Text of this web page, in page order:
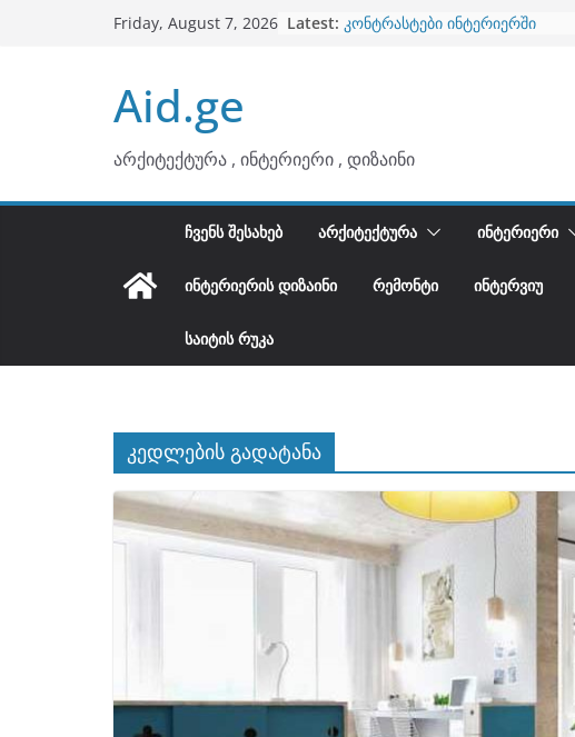
Friday, August 7, 2026 Latest: კონტრასტები ინტერიერში
Aid.ge
არქიტექტურა , ინტერიერი , დიზაინი
ᲩᲕᲔᲜᲡ ᲨᲔᲡᲐᲮᲔᲑ ᲐᲠᲥᲘᲢᲔᲥᲢᲣᲠᲐ ᲘᲜᲢᲔᲠᲘᲔᲠᲘ
ᲘᲜᲢᲔᲠᲘᲔᲠᲘᲡ ᲓᲘᲖᲐᲘᲜᲘ ᲠᲔᲛᲝᲜᲢᲘ ᲘᲜᲢᲔᲠᲕᲘᲣ
ᲡᲐᲘᲢᲘᲡ ᲠᲣᲙᲐ
კედლების გადატანა